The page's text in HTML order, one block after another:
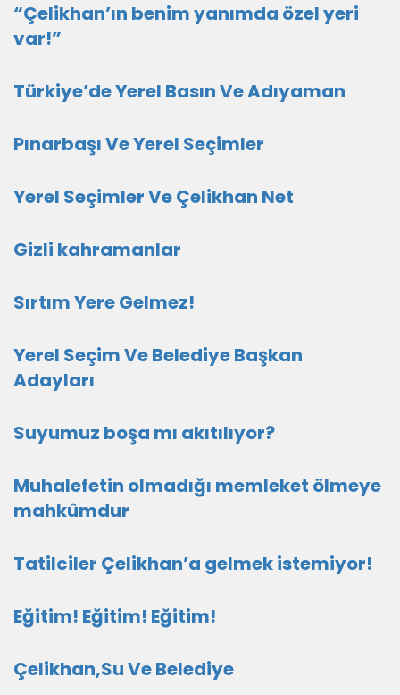
“Çelikhan’ın benim yanımda özel yeri
var!”
Türkiye’de Yerel Basın Ve Adıyaman
Pınarbaşı Ve Yerel Seçimler
Yerel Seçimler Ve Çelikhan Net
Gizli kahramanlar
Sırtım Yere Gelmez!
Yerel Seçim Ve Belediye Başkan
Adayları
Suyumuz boşa mı akıtılıyor?
Muhalefetin olmadığı memleket ölmeye
mahkûmdur
Tatilciler Çelikhan’a gelmek istemiyor!
Eğitim! Eğitim! Eğitim!
Çelikhan,Su Ve Belediye